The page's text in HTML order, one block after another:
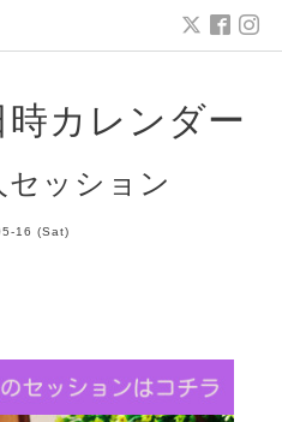
カレンダー
セッション
16 (Sat)